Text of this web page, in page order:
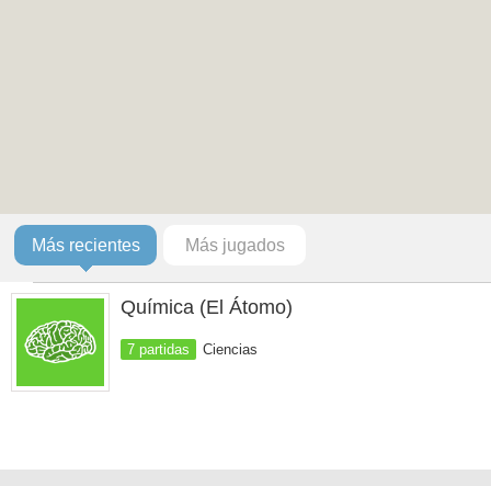
Más recientes Más jugados
Química (El Átomo)
7 partidas Ciencias